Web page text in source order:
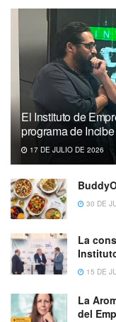
El Instituto de
programa de Incibe
17 DE JULIO DE 2026
30 DE
La
15 DE
La
del